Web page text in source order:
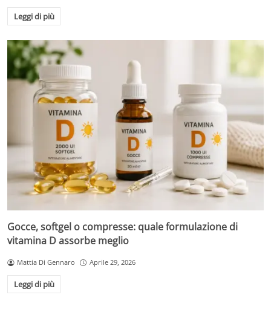
Leggi di più
Gocce, softgel o compresse: quale formulazione di
vitamina D assorbe meglio
Mattia Di Gennaro Aprile 29, 2026
Leggi di più